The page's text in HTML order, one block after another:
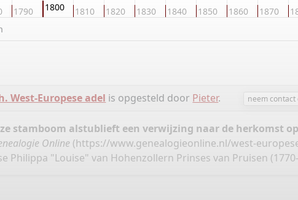
1790 1800 1810 1820 1830 1840 1850 1860 1870
West-Europese adel is opgesteld door Pieter. neem contact
stamboom alstublieft een verwijzing naar de herkomst
Online (https://www.genealogieonline.nl/west-
Philippa "Louise" van Hohenzollern Prinses van Pruisen